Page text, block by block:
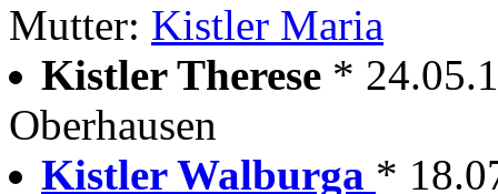
Mutter: Kistler Maria
Kistler Therese *
Oberhausen
Kistler Walburga *